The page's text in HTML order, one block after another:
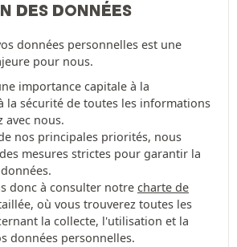
DES DONNÉES
données personnelles est une
pour nous.
importance capitale à la
la sécurité de toutes les informations
avec nous.
nos principales priorités, nous
mesures strictes pour garantir la
donc à consulter notre charte de
où vous trouverez toutes les
la collecte, l'utilisation et la
données personnelles.